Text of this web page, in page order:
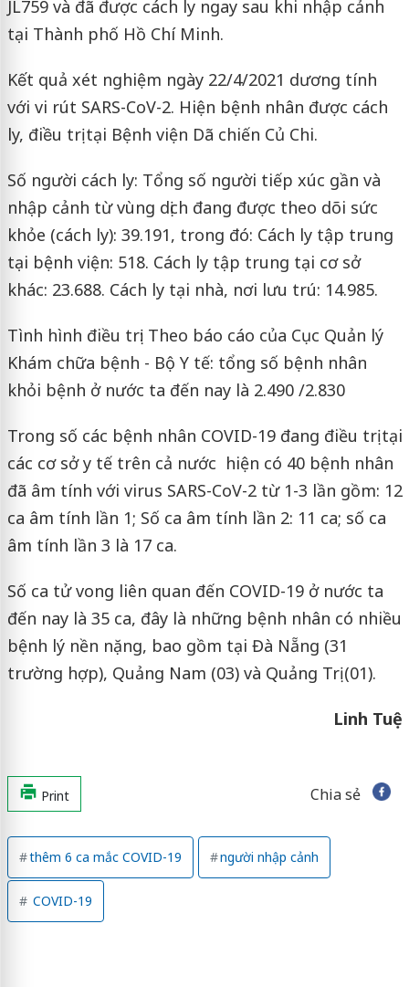
JL759 và đã được cách ly ngay sau khi nhập cảnh
tại Thành phố Hồ Chí Minh.
Kết quả xét nghiệm ngày 22/4/2021 dương tính
với vi rút SARS-CoV-2. Hiện bệnh nhân được cách
ly, điều trị tại Bệnh viện Dã chiến Củ Chi.
Số người cách ly: Tổng số người tiếp xúc gần và
nhập cảnh từ vùng dịch đang được theo dõi sức
khỏe (cách ly): 39.191, trong đó: Cách ly tập trung
tại bệnh viện: 518. Cách ly tập trung tại cơ sở
khác: 23.688. Cách ly tại nhà, nơi lưu trú: 14.985.
Tình hình điều trị: Theo báo cáo của Cục Quản lý
Khám chữa bệnh - Bộ Y tế: tổng số bệnh nhân
khỏi bệnh ở nước ta đến nay là 2.490 /2.830
Trong số các bệnh nhân COVID-19 đang điều trị tại
các cơ sở y tế trên cả nước hiện có 40 bệnh nhân
đã âm tính với virus SARS-CoV-2 từ 1-3 lần gồm: 12
ca âm tính lần 1; Số ca âm tính lần 2: 11 ca; số ca
âm tính lần 3 là 17 ca.
Số ca tử vong liên quan đến COVID-19 ở nước ta
đến nay là 35 ca, đây là những bệnh nhân có nhiều
bệnh lý nền nặng, bao gồm tại Đà Nẵng (31
trường hợp), Quảng Nam (03) và Quảng Trị (01).
Linh Tuệ
Print Chia sẻ
thêm 6 ca mắc COVID-19 người nhập cảnh
COVID-19